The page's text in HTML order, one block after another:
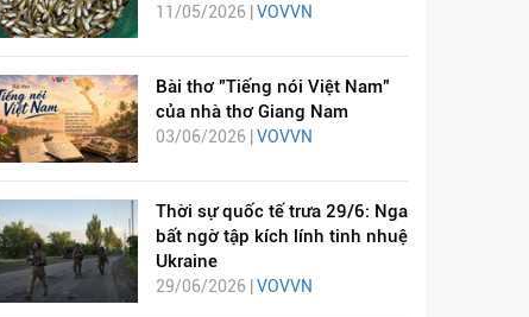
11/05/2026 | VOVVN
Bài thơ "Tiếng nói Việt Nam"
của nhà thơ Giang Nam
03/06/2026 | VOVVN
Thời sự quốc tế trưa 29/6: Nga
bất ngờ tập kích lính tinh nhuệ
Ukraine
29/06/2026 | VOVVN